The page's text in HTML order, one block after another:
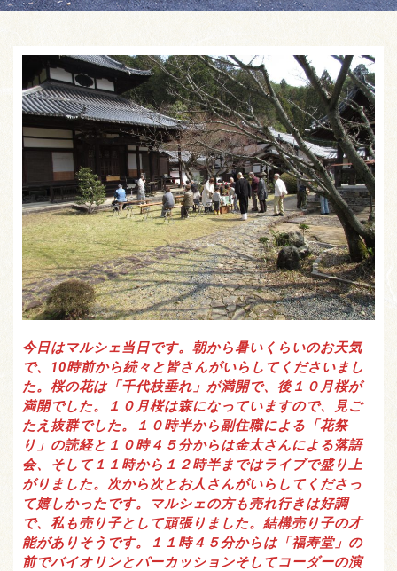
今日はマルシェ当日です。朝から暑いくらいのお天気
で、10時前から続々と皆さんがいらしてくださいまし
た。桜の花は「千代枝垂れ」が満開で、後１０月桜が
満開でした。１０月桜は森になっていますので、見ご
たえ抜群でした。１０時半から副住職による「花祭
り」の読経と１０時４５分からは金太さんによる落語
会、そして１１時から１２時半まではライブで盛り上
がりました。次から次とお人さんがいらしてくださっ
て嬉しかったです。マルシェの方も売れ行きは好調
で、私も売り子として頑張りました。結構売り子の才
能がありそうです。１１時４５分からは「福寿堂」の
前でバイオリンとパーカッションそしてコーダーの演